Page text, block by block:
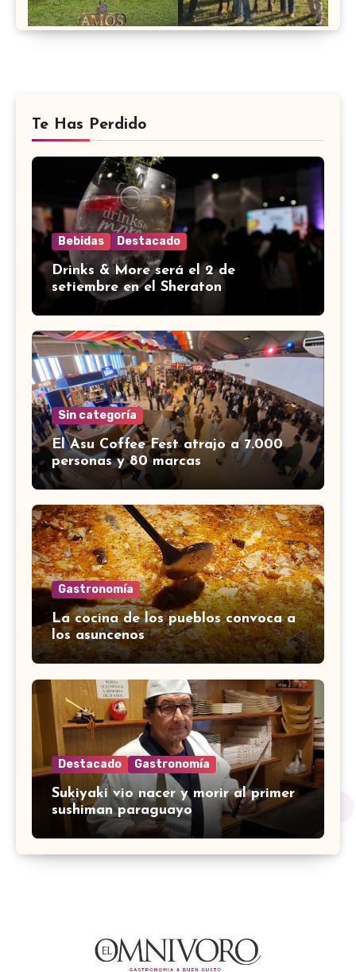
Te Has Perdido
Bebidas Destacado
Drinks & More será el 2 de
setiembre en el Sheraton
Sin categoría
El Asu Coffee Fest atrajo a 7.000
personas y 80 marcas
Gastronomía
La cocina de los pueblos convoca a
los asuncenos
Destacado Gastronomía
Sukiyaki vio nacer y morir al primer
sushiman paraguayo